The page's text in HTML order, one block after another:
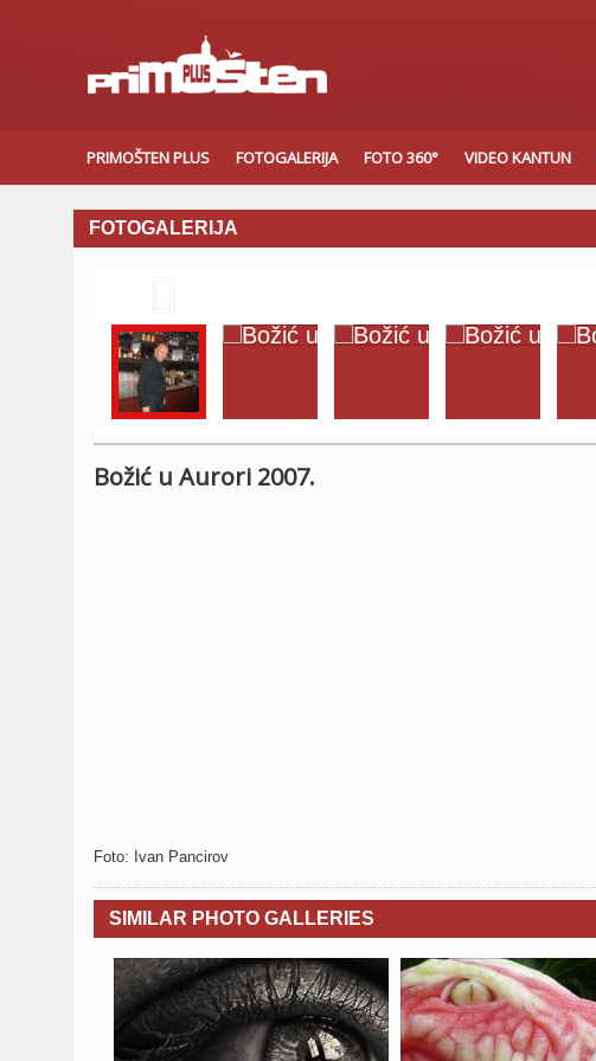
PRIMOŠTEN PLUS FOTOGALERIJA FOTO 360° VIDEO KANTUN
FOTOGALERIJA
Božić u Aurori 2007.
Foto: Ivan Pancirov
SIMILAR PHOTO GALLERIES